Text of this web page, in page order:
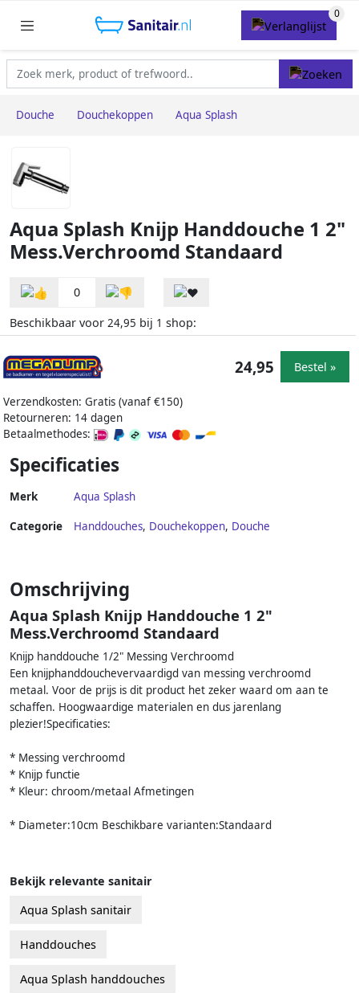
Douche Douchekoppen Aqua Splash
Aqua Splash Knijp Handdouche 1 2"
Mess.Verchroomd Standaard
0
Beschikbaar voor 24,95 bij 1 shop:
Verzendkosten: Gratis (vanaf €150)
Retourneren: 14 dagen
Betaalmethodes:
24,95 Bestel »
Specificaties
Merk Aqua Splash
Categorie Handdouches, Douchekoppen, Douche
Omschrijving
Aqua Splash Knijp Handdouche 1 2"
Mess.Verchroomd Standaard
Knijp handdouche 1/2" Messing Verchroomd
Een knijphanddouchevervaardigd van messing verchroomd
metaal. Voor de prijs is dit product het zeker waard om aan te
schaffen. Hoogwaardige materialen en dus jarenlang
plezier!Specificaties:
* Messing verchroomd
* Knijp functie
* Kleur: chroom/metaal Afmetingen
* Diameter:10cm Beschikbare varianten:Standaard
Bekijk relevante sanitair
Aqua Splash sanitair
Handdouches
Aqua Splash handdouches